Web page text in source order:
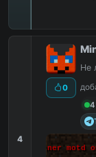
4
0
Не
4
banner